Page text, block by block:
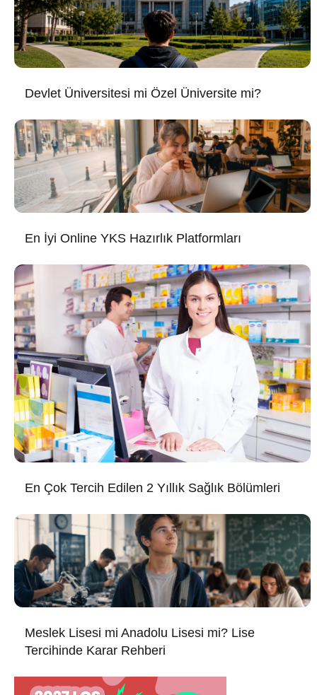
Devlet Üniversitesi mi Özel Üniversite mi?
En İyi Online YKS Hazırlık Platformları
En Çok Tercih Edilen 2 Yıllık Sağlık Bölümleri
Meslek Lisesi mi Anadolu Lisesi mi? Lise
Tercihinde Karar Rehberi